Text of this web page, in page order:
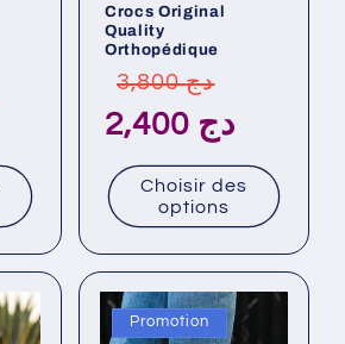
Crocs Original
Quality
Orthopédique
Prix
habituel
3,800 دج
2,400 دج
Choisir des
options
Promotion